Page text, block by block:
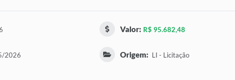
Valor: R$ 95.682,48
2026 Origem: LI - Licitação